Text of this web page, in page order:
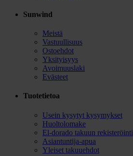
Sunwind
Meistä
Vastuullisuus
Ostoehdot
Yksityisyys
Avoimuuslaki
Evästeet
Tuotetietoa
Usein kysytyt kysymykset
Huoltolomake
El-dorado takuun rekisteröinti
Asiantuntija-apua
Yleiset takuuehdot